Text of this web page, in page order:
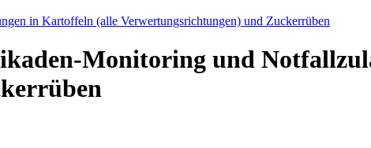
in Kartoffeln (alle Verwertungsrichtungen) und Zuckerrüben
Monitoring und